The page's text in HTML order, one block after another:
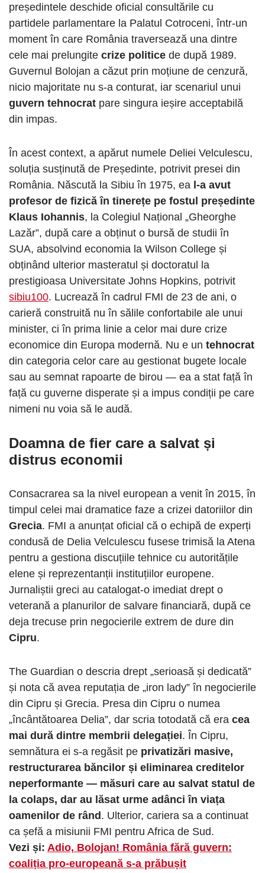
președintele deschide oficial consultările cu
partidele parlamentare la Palatul Cotroceni, într-un
moment în care România traversează una dintre
cele mai prelungite crize politice de după 1989.
Guvernul Bolojan a căzut prin moțiune de cenzură,
nicio majoritate nu s-a conturat, iar scenariul unui
guvern tehnocrat pare singura ieșire acceptabilă
din impas.
În acest context, a apărut numele Deliei Velculescu,
soluția susținută de Președinte, potrivit presei din
România. Născută la Sibiu în 1975, ea l-a avut
profesor de fizică în tinerețe pe fostul președinte
Klaus Iohannis, la Colegiul Național „Gheorghe
Lazăr”, după care a obținut o bursă de studii în
SUA, absolvind economia la Wilson College și
obținând ulterior masteratul și doctoratul la
prestigioasa Universitate Johns Hopkins, potrivit
sibiu100. Lucrează în cadrul FMI de 23 de ani, o
carieră construită nu în sălile confortabile ale unui
minister, ci în prima linie a celor mai dure crize
economice din Europa modernă. Nu e un tehnocrat
din categoria celor care au gestionat bugete locale
sau au semnat rapoarte de birou — ea a stat față în
față cu guverne disperate și a impus condiții pe care
nimeni nu voia să le audă.
Doamna de fier care a salvat și
distrus economii
Consacrarea sa la nivel european a venit în 2015, în
timpul celei mai dramatice faze a crizei datoriilor din
Grecia. FMI a anunțat oficial că o echipă de experți
condusă de Delia Velculescu fusese trimisă la Atena
pentru a gestiona discuțiile tehnice cu autoritățile
elene și reprezentanții instituțiilor europene.
Jurnaliștii greci au catalogat-o imediat drept o
veterană a planurilor de salvare financiară, după ce
deja trecuse prin negocierile extrem de dure din
Cipru.
The Guardian o descria drept „serioasă și dedicată”
și nota că avea reputația de „iron lady” în negocierile
din Cipru și Grecia. Presa din Cipru o numea
„încântătoarea Delia”, dar scria totodată că era cea
mai dură dintre membrii delegației. În Cipru,
semnătura ei s-a regăsit pe privatizări masive,
restructurarea băncilor și eliminarea creditelor
neperformante — măsuri care au salvat statul de
la colaps, dar au lăsat urme adânci în viața
oamenilor de rând. Ulterior, cariera sa a continuat
ca șefă a misiunii FMI pentru Africa de Sud.
Vezi și: Adio, Bolojan! România fără guvern:
coaliția pro-europeană s-a prăbușit